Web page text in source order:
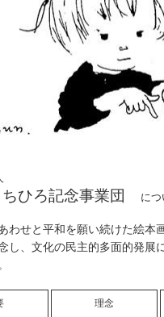
ひろ記念事業団 に
わせと平和を願い続けた絵本
し、文化の民主的多面的発展
理念